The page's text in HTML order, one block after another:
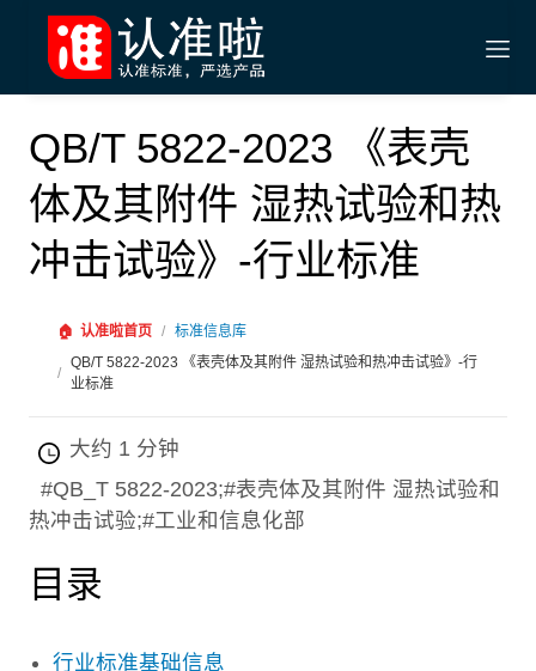
QB/T 5822-2023 《表壳
体及其附件 湿热试验和热
冲击试验》-行业标准
🏠 认准啦首页 / 标准信息库
/
QB/T 5822-2023 《表壳体及其附件 湿热试验和热冲击试验》-行
业标准
大约 1 分钟
#QB_T 5822-2023;#表壳体及其附件 湿热试验和
热冲击试验;#工业和信息化部
目录
行业标准基础信息